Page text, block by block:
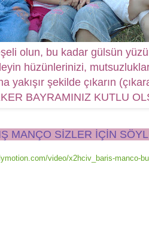
olun, bu kadar gülsün
hüzünlerinizi,
yakışır şekilde çıkarın
BAYRAMINIZ KUTLU
MANÇO SİZLER İÇİN
video/x2hciv_baris-manco-